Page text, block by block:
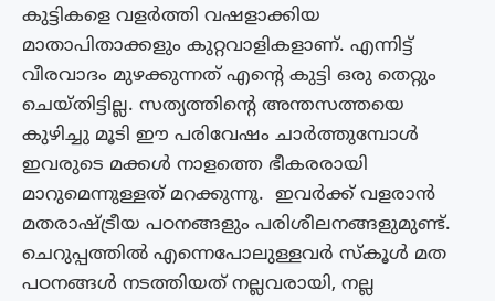
കുട്ടികളെ വളർത്തി വഷളാക്കിയ
മാതാപിതാക്കളും കുറ്റവാളികളാണ്. എന്നിട്ട്
വീരവാദം മുഴക്കുന്നത് എൻ്റെ കുട്ടി ഒരു തെറ്റും
ചെയ്‌തിട്ടില്ല. സത്യത്തിൻ്റെ അന്തസത്തയെ
കുഴിച്ചു മൂടി ഈ പരിവേഷം ചാർത്തുമ്പോൾ
ഇവരുടെ മക്കൾ നാളത്തെ ഭീകരരായി
മാറുമെന്നുള്ളത് മറക്കുന്നു. ഇവർക്ക് വളരാൻ
മതരാഷ്ട്രീയ പഠനങ്ങളും പരിശീലനങ്ങളുമുണ്ട്.
ചെറുപ്പത്തിൽ എന്നെപോലുള്ളവർ സ്‌കൂൾ മത
പഠനങ്ങൾ നടത്തിയത് നല്ലവരായി, നല്ല